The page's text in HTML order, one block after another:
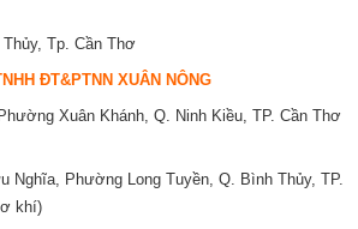
Tp. Cần Thơ
ĐT&PTNN XUÂN NÔNG
Xuân Khánh, Q. Ninh Kiều, TP. Cần Thơ
Nghĩa, Phường Long Tuyền, Q. Bình Thủy, TP.
khí)